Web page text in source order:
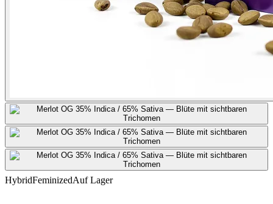
HybridFeminizedAuf Lager